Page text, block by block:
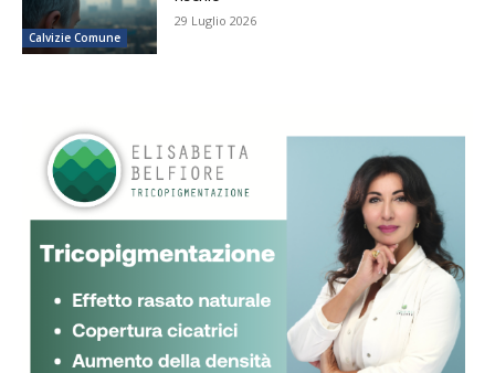
Calvizie Comune
29 Luglio 2026